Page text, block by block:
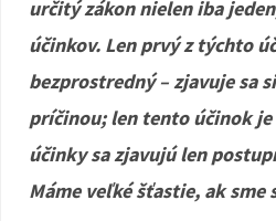
určitý zákon nielen iba
účinkov. Len prvý z týchto
bezprostredný – zjavuje sa
príčinou; len tento účinok
účinky sa zjavujú len
Máme veľké šťastie, ak